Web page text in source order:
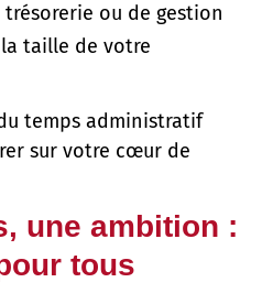
ou de gestion
taille de votre
temps administratif
sur votre cœur de
une ambition :
tous